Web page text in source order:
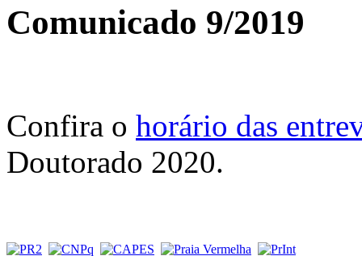
Comunicado 9/2019
Confira o horário das
Doutorado 2020.